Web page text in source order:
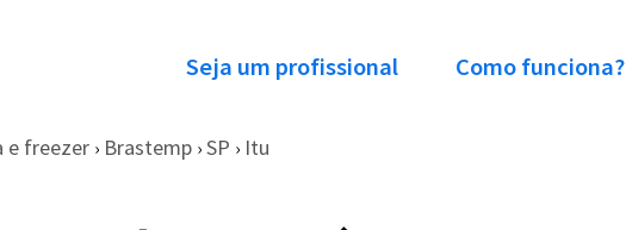
Seja um profissional Como funciona?
e freezer › Brastemp › SP › Itu